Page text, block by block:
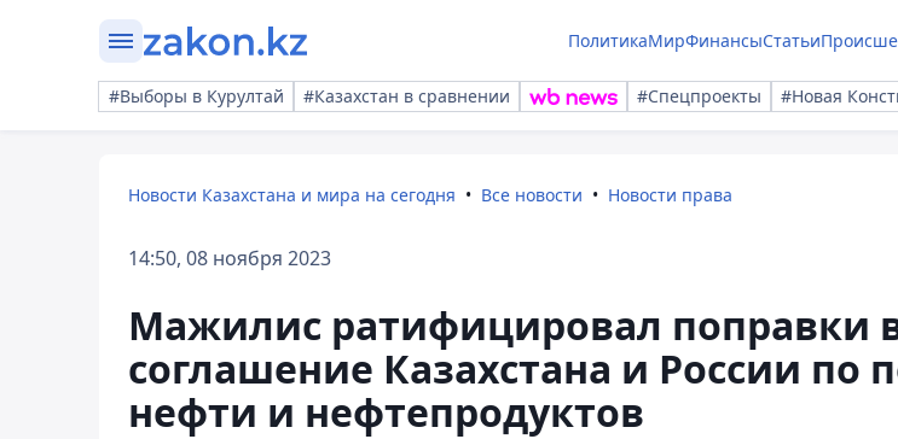
ПолитикаМирФинансыСтатьи
#Выборы в Курултай #Казахстан в сравнении #Спецпроекты #Новая
Новости Казахстана и мира на сегодня Все новости Новости права
14:50, 08 ноября 2023
Мажилис ратифицировал поправки
соглашение Казахстана и России по
нефти и нефтепродуктов